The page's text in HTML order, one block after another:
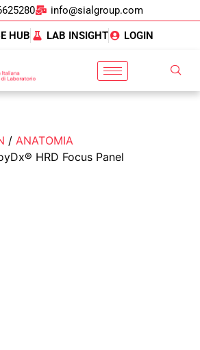
info@sialgroup.com
HUB LAB INSIGHT LOGIN
/ ANATOMIA
HRD Focus Panel